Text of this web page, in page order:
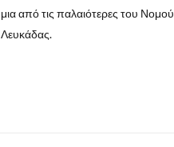
μια από τις παλαιότερες του Νομού
Λευκάδας.